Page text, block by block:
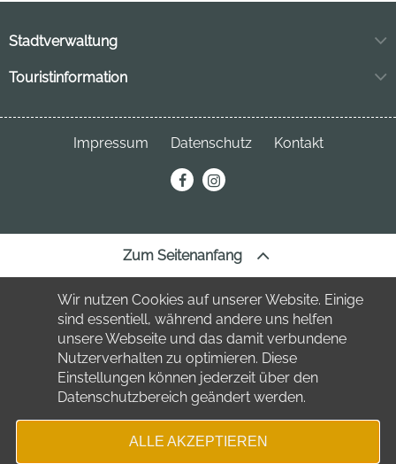
Stadtverwaltung
Markt 11
034243 7220
Touristinformation
Neuhofstraße 3
04849 Bad Düben
Impressum Datenschutz Kontakt
Zum Seitenanfang
Wir nutzen Cookies auf unserer Website. Einige
sind essentiell, während andere uns helfen
unsere Webseite und das damit verbundene
Nutzerverhalten zu optimieren. Diese
Einstellungen können jederzeit über den
Datenschutzbereich geändert werden.
ALLE AKZEPTIEREN